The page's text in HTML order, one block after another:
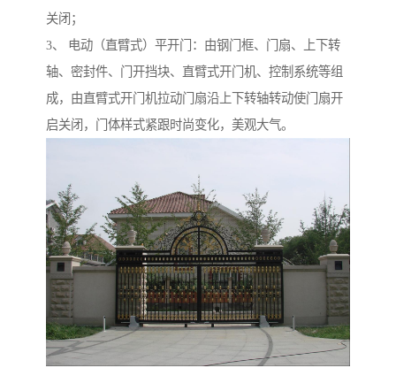
关闭；
3、 电动（直臂式）平开门：由钢门框、门扇、上下转
轴、密封件、门开挡块、直臂式开门机、控制系统等组
成，由直臂式开门机拉动门扇沿上下转轴转动使门扇开
启关闭，门体样式紧跟时尚变化，美观大气。